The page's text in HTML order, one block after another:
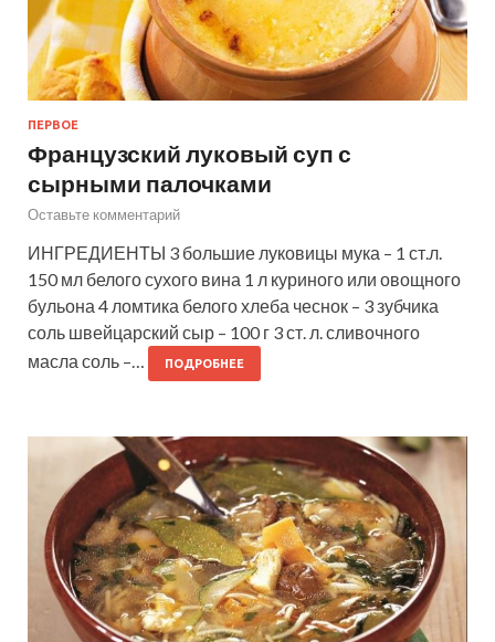
ПЕРВОЕ
Французский луковый суп с
сырными палочками
Оставьте комментарий
ИНГРЕДИЕНТЫ 3 большие луковицы мука – 1 ст.л.
150 мл белого сухого вина 1 л куриного или овощного
бульона 4 ломтика белого хлеба чеснок – 3 зубчика
соль швейцарский сыр – 100 г 3 ст. л. сливочного
масла соль –…
ПОДРОБНЕЕ